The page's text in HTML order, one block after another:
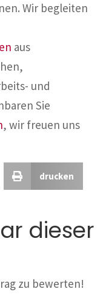
Wir begleiten
aus
und
Sie
, wir freuen uns
drucken
dieser
zu bewerten!